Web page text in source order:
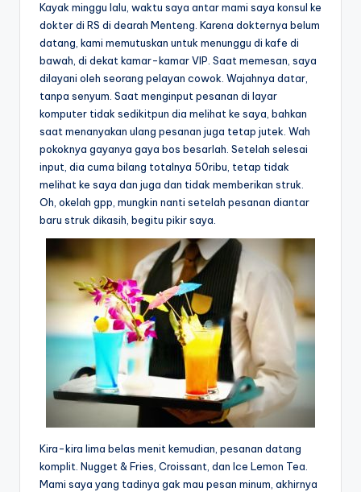
Kayak minggu lalu, waktu saya antar mami saya konsul ke
dokter di RS di dearah Menteng. Karena dokternya belum
datang, kami memutuskan untuk menunggu di kafe di
bawah, di dekat kamar-kamar VIP. Saat memesan, saya
dilayani oleh seorang pelayan cowok. Wajahnya datar,
tanpa senyum. Saat menginput pesanan di layar
komputer tidak sedikitpun dia melihat ke saya, bahkan
saat menanyakan ulang pesanan juga tetap jutek. Wah
pokoknya gayanya gaya bos besarlah. Setelah selesai
input, dia cuma bilang totalnya 50ribu, tetap tidak
melihat ke saya dan juga dan tidak memberikan struk.
Oh, okelah gpp, mungkin nanti setelah pesanan diantar
baru struk dikasih, begitu pikir saya.
Kira-kira lima belas menit kemudian, pesanan datang
komplit. Nugget & Fries, Croissant, dan Ice Lemon Tea.
Mami saya yang tadinya gak mau pesan minum, akhirnya